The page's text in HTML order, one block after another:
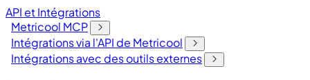
API et Intégrations
Metricool MCP
Intégrations via l'API de Metricool
Intégrations avec des outils externes